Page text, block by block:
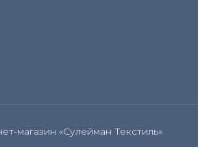
магазин «Сулейман Текстиль»